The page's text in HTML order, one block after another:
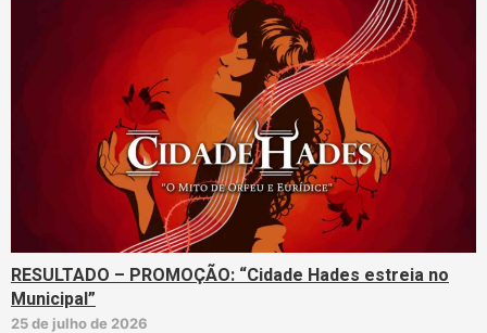
RESULTADO – PROMOÇÃO: “Cidade Hades estreia no
Municipal”
25 de julho de 2026